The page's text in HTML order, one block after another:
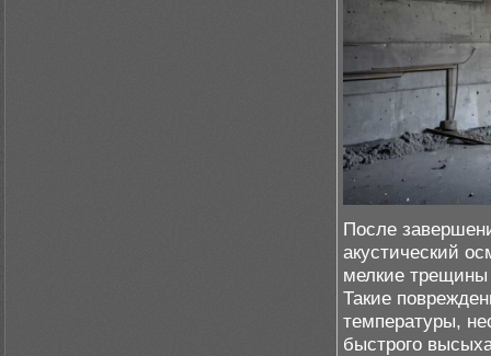
После
акустический
мелкие
Такие
температуры,
быстрого